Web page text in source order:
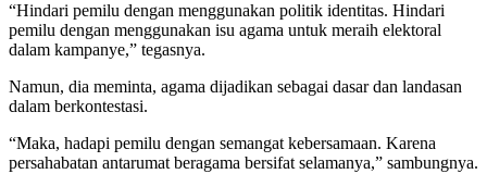
“Hindari pemilu dengan menggunakan politik identitas. Hindari
pemilu dengan menggunakan isu agama untuk meraih elektoral
dalam kampanye,” tegasnya.
Namun, dia meminta, agama dijadikan sebagai dasar dan landasan
dalam berkontestasi.
“Maka, hadapi pemilu dengan semangat kebersamaan. Karena
persahabatan antarumat beragama bersifat selamanya,” sambungnya.